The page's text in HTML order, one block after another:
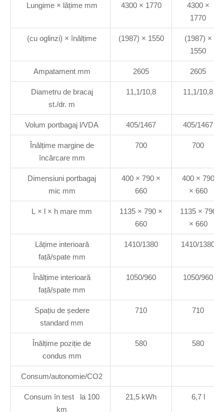
Lungime × lățime mm 4300 × 1770
4300 ×
1770
(cu oglinzi) × înălțime (1987) × 1550
(1987) ×
1550
Ampatament mm 2605 2605
Diametru de bracaj
st./dr. m
11,1/10,8 11,1/10,8
Volum portbagaj l/VDA 405/1467 405/1467
Înălțime margine de
încărcare mm
700 700
Dimensiuni portbagaj
mic mm
400 × 790 ×
660
400 × 790
× 660
L × l × h mare mm
1135 × 790 ×
660
1135 × 790
× 660
Lățime interioară
față/spate mm
1410/1380 1410/1380
Înălțime interioară
față/spate mm
1050/960 1050/960
Spațiu de ședere
standard mm
710 710
Înălțime poziție de
condus mm
580 580
Consum/autonomie/CO2
Consum în test la 100
km
21,5 kWh 6,7 l